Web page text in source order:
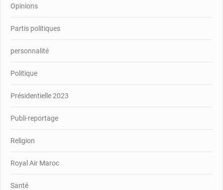
Opinions
Partis politiques
personnalité
Politique
Présidentielle 2023
Publi-reportage
Religion
Royal Air Maroc
Santé